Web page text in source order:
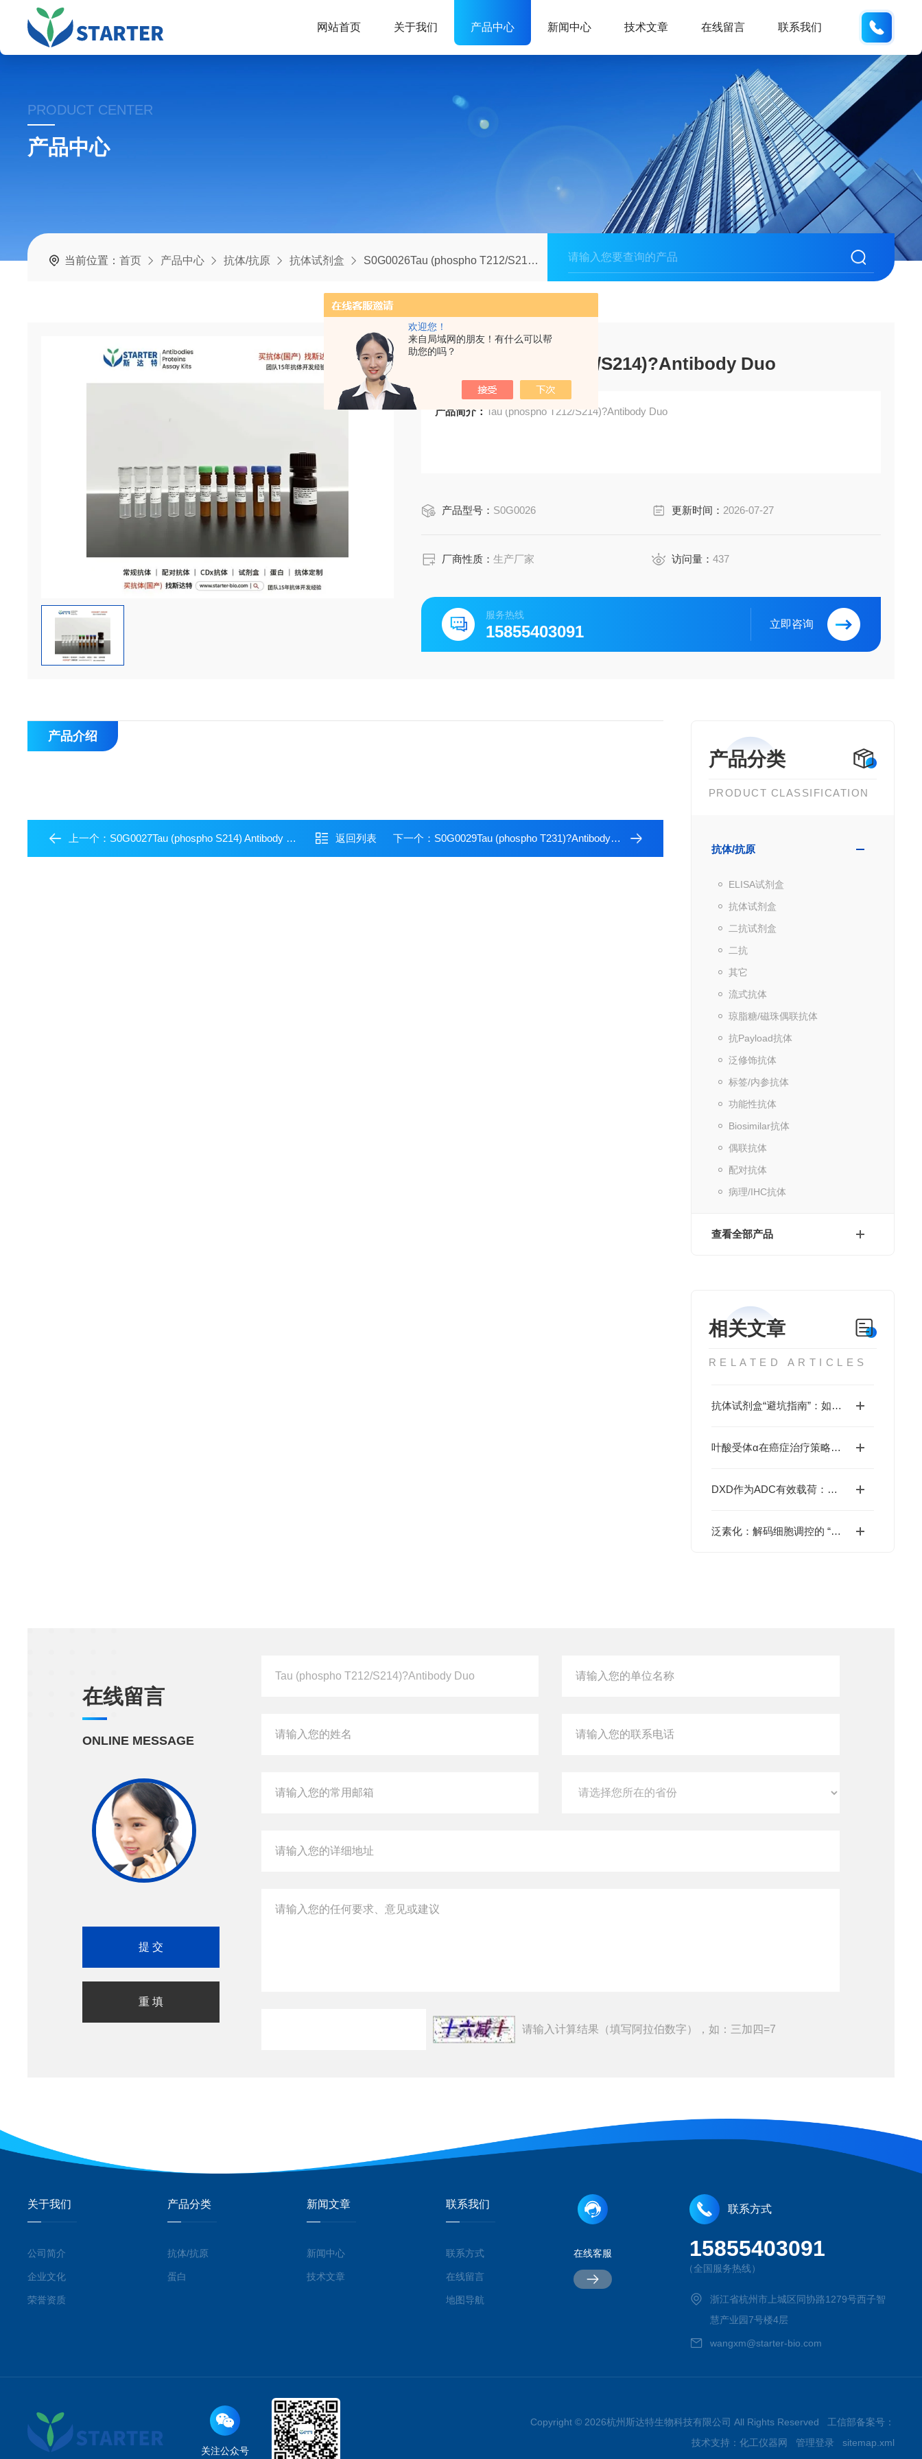
欢迎您！
来自局域网的朋友！有什么可以帮
助您的吗？
网站首页 关于我们 产品中心 新闻中心 技术文章 在线留言 联系我们
PRODUCT CENTER
产品中心
当前位置：首页 产品中心 抗体/抗原 抗体试剂盒 S0G0026Tau (phospho T212/S214)?Antibody Duo
Tau (phospho T212/S214)?Antibody Duo
产品简介： Tau (phospho T212/S214)?Antibody Duo
产品型号： S0G0026 更新时间： 2026-07-27
厂商性质：生产厂家 访问量： 437
服务热线
15855403091 立即咨询
产品分类
PRODUCT CLASSIFICATION
抗体/抗原
ELISA试剂盒
抗体试剂盒
二抗试剂盒
二抗
其它
流式抗体
琼脂糖/磁珠偶联抗体
抗Payload抗体
泛修饰抗体
标签/内参抗体
功能性抗体
Biosimilar抗体
偶联抗体
配对抗体
病理/IHC抗体
查看全部产品
相关文章
RELATED ARTICLES
抗体试剂盒“避坑指南”：如何通过验证数据、交叉反应率、批次稳定性选对产品？
叶酸受体α在癌症治疗策略中的多面性
DXD作为ADC有效载荷：如何革新肿瘤靶向治疗格局？
泛素化：解码细胞调控的 “分子标签系统” 及其疾病关联新视野
产品介绍
上一个： S0G0027Tau (phospho S214) Antibody Duo 返回列表 下一个： S0G0029Tau (phospho T231)?Antibody Duo
在线留言
ONLINE MESSAGE
请输入计算结果（填写阿拉伯数字），如：三加四=7
关于我们
公司简介
企业文化
荣誉资质
产品分类
抗体/抗原
蛋白
新闻文章
新闻中心
技术文章
联系我们
联系方式
在线留言
地图导航
在线客服
联系方式
15855403091
（全国服务热线）
浙江省杭州市上城区同协路1279号西子智
慧产业园7号楼4层
wangxm@starter-bio.com
关注公众号
Copyright © 2026杭州斯达特生物科技有限公司 All Rights Reserved 工信部备案号：
技术支持： 化工仪器网 管理登录 sitemap.xml